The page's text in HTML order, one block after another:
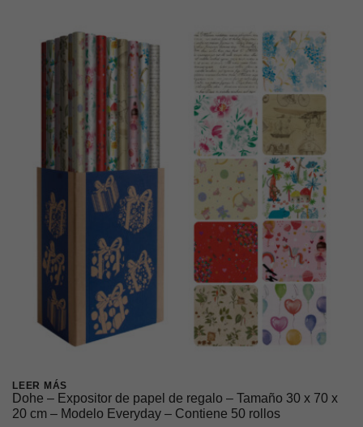
LEER MÁS
Dohe – Expositor de papel de regalo – Tamaño 30 x 70 x
20 cm – Modelo Everyday – Contiene 50 rollos